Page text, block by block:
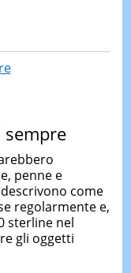
penne e
come
regolarmente e,
sterline nel
gli oggetti